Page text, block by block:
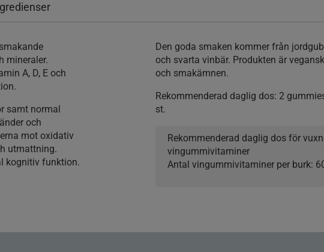
mineraler.
A, D, E och
samt normal
kognitiv funktion.
Den goda smaken kommer från
och svarta vinbär. Produkten är
och smakämnen.
Rekommenderad daglig dos: 2
st.
Rekommenderad daglig dos för
vingummivitaminer
Antal vingummivitaminer per burk: